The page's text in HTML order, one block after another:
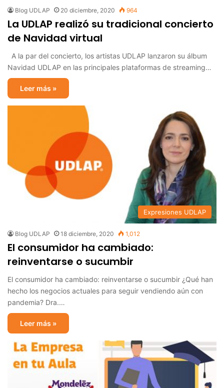
Blog UDLAP 20 diciembre, 2020 964
La UDLAP realizó su tradicional concierto
de Navidad virtual
A la par del concierto, los artistas UDLAP lanzaron su álbum
Navidad UDLAP en las principales plataformas de streaming…
Leer más »
Expresiones UDLAP
Blog UDLAP 18 diciembre, 2020 1,012
El consumidor ha cambiado:
reinventarse o sucumbir
El consumidor ha cambiado: reinventarse o sucumbir ¿Qué han
hecho los negocios actuales para seguir vendiendo aún con
pandemia? Dra.…
Leer más »